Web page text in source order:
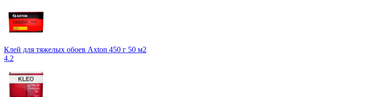
Клей для тяжелых обоев Axton 450 г 50 м2
4.2